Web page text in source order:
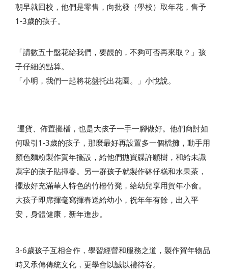
朝早就回校，他們是零售，向批發（學校）取年花，售予
1-3歲的孩子。
「請數五十盤花給我們，要靚的，不夠可否再來取？」孩
子仔細的點算。
「小明，我們一起將花盤托出花園。」小悅說。
運貨、佈置攤檔，也是大孩子一手一腳做好。他們商討如
何吸引1-3歲的孩子，那麼最好再設置多一個檔攤，動手用
顏色麵粉製作賀年擺設，給他們拋寶牒許願樹，和給未識
寫字的孩子貼揮春。另一群孩子就製作砵仔糕和水果茶，
擺放好充滿華人特色的竹檯竹凳，給幼兒享用賀年小食。
大孩子即席揮毫寫揮春送給幼小，祝年年有餘，出入平
安，身體健康，新年進步。
3-6歲孩子互相合作，學習經營和服務之道，製作賀年物品
時又承傳傳統文化，更學會以誠以禮待客。